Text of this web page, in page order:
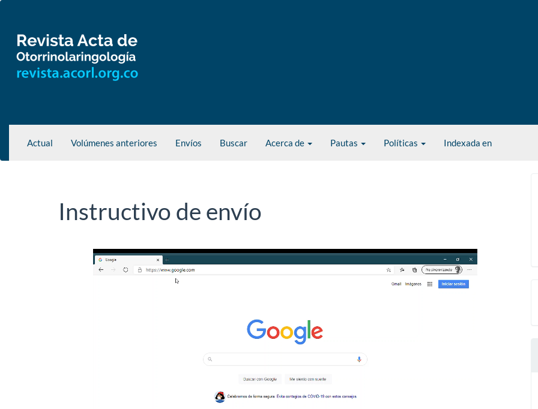
principal
Barra
lateral
Actual Volúmenes anteriores Envíos Buscar Acerca de Pautas Políticas Indexada en
Instructivo de envío